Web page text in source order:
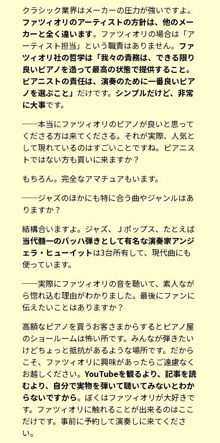
クラシック業界はメーカーの圧力が強いですよ。
ファツィオリのアーティストの方針は、他のメー
カーと全く違います。ファツィオリの場合は「ア
ーティスト担当」という職責はありません。 ファ
ツィオリ社の哲学は「我々の責務は、できる限り
良いピアノを造って最高の状態で提供すること。
ピアニストの責任は、演奏のために一番良いピア
ノを選ぶこと」 だけです。 シンプルだけど、非常
に大事です。
──本当にファツィオリのピアノが良いと思って
くださる方は来てくださる。それが実際、人気と
して現れているのはすごいことですね。ピアニス
トではない方も買いに来ますか？
もちろん。完全なアマチュアもいます。
──ジャズのほかにも特に合う曲やジャンルはあ
りますか？
結構合いますよ。ジャズ、Ｊポップス、たとえば
当代髄一のバッハ弾きとして有名な演奏家アンジ
ェラ・ヒューイットは3台所有して、現代曲にも
使っています。
──実際にファツィオリの音を聴いて、素人なが
ら惚れ込む理由がわかりました。最後にファンに
伝えたいことはありますか？
高額なピアノを買うお客さまからするとピアノ屋
のショールームは怖い所です。みんなが弾きたい
けどちょっと抵抗があるような場所です。だから
こそ、ファツィオリに興味があったらご遠慮なく
お越しください。YouTubeを観るより、記事を読
むより、自分で実物を弾いて聴いてみないとわか
らないですから。ぼくはファツィオリが大好きで
す。ファツィオリに触れることが出来るのはここ
だけです。事前に予約して演奏しに来てくださ
い。